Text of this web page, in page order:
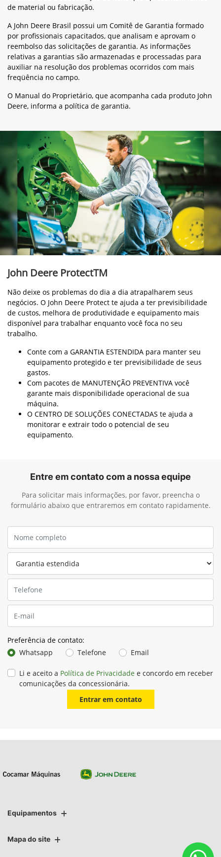
de material ou fabricação.
A John Deere Brasil possui um Comitê de Garantia formado
por profissionais capacitados, que analisam e aprovam o
reembolso das solicitações de garantia. As informações
relativas a garantias são armazenadas e processadas para
auxiliar na resolução dos problemas ocorridos com mais
freqüência no campo.
O Manual do Proprietário, que acompanha cada produto John
Deere, informa a política de garantia.
John Deere ProtectTM
Não deixe os problemas do dia a dia atrapalharem seus
negócios. O John Deere Protect te ajuda a ter previsibilidade
de custos, melhora de produtividade e equipamento mais
disponível para trabalhar enquanto você foca no seu
trabalho.
Conte com a GARANTIA ESTENDIDA para manter seu
equipamento protegido e ter previsibilidade de seus
gastos.
Com pacotes de MANUTENÇÃO PREVENTIVA você
garante mais disponibilidade operacional de sua
máquina.
O CENTRO DE SOLUÇÕES CONECTADAS te ajuda a
monitorar e extrair todo o potencial de seu
equipamento.
Entre em contato com a nossa equipe
Para solicitar mais informações, por favor, preencha o
formulário abaixo que entraremos em contato rapidamente.
Preferência de contato:
Whatsapp
Telefone Email
Li e aceito a Política de Privacidade e concordo em receber
comunicações da concessionária.
Entrar em contato
Equipamentos
Mapa do site